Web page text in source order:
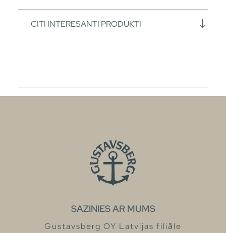
CITI INTERESANTI PRODUKTI
SAZINIES AR MUMS
Gustavsberg OY Latvijas filiāle